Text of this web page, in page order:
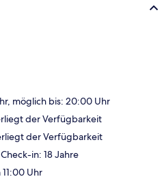
möglich bis: 20:00 Uhr
der Verfügbarkeit
der Verfügbarkeit
in: 18 Jahre
Uhr